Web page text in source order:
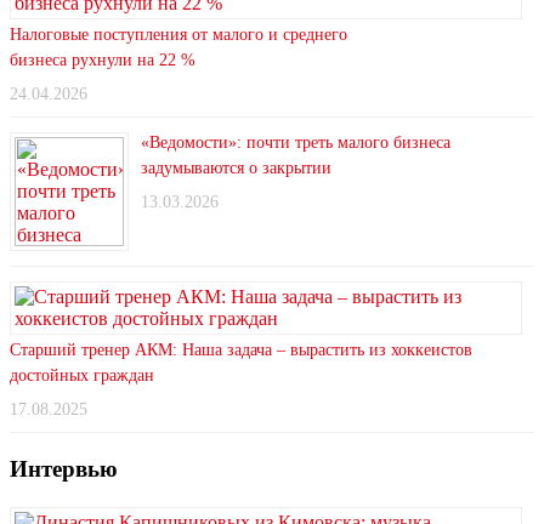
Налоговые поступления от малого и среднего
бизнеса рухнули на 22 %
24.04.2026
«Ведомости»: почти треть малого бизнеса
задумываются о закрытии
13.03.2026
Старший тренер АКМ: Наша задача – вырастить из хоккеистов
достойных граждан
17.08.2025
Интервью